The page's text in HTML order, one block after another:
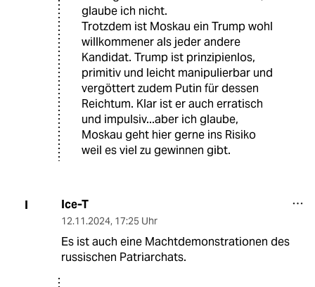
glaube ich nicht.
Trotzdem ist Moskau ein Trump wohl
willkommener als jeder andere
Kandidat. Trump ist prinzipienlos,
primitiv und leicht manipulierbar und
vergöttert zudem Putin für dessen
Reichtum. Klar ist er auch erratisch
und impulsiv...aber ich glaube,
Moskau geht hier gerne ins Risiko
weil es viel zu gewinnen gibt.
I Ice-T
12.11.2024, 17:25 Uhr
Es ist auch eine Machtdemonstrationen des
russischen Patriarchats.